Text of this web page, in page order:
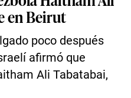
en Beirut
poco después
afirmó que
Ali Tabatabai,